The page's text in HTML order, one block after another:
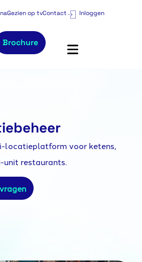
Gezien op tvContact Inloggen
Brochure
locatieplatform voor ketens,
unit restaurants.